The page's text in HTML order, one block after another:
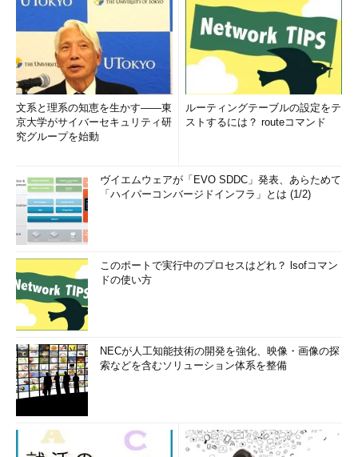
文系と理系の知恵を生かす――東
京大学がサイバーセキュリティ研
究グループを始動
ルーティングテーブルの設定をテ
ストするには？ routeコマンド
ヴイエムウェアが「EVO SDDC」発表、あらためて
「ハイパーコンバージドインフラ」とは (1/2)
このポートで実行中のプロセスはどれ？ lsofコマン
ドの使い方
NECが人工知能技術の開発を強化、映像・画像の探
索などを含むソリューション体系を整備